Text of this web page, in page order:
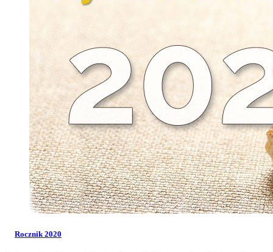
Rocznik 2020